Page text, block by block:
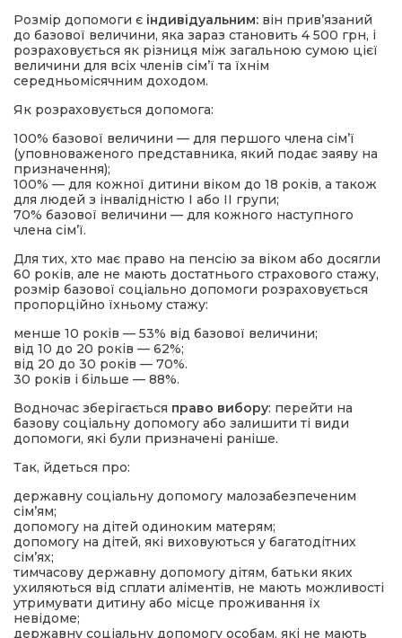
Розмір допомоги є індивідуальним: він прив’язаний
до базової величини, яка зараз становить 4 500 грн, і
розраховується як різниця між загальною сумою цієї
величини для всіх членів сім’ї та їхнім
середньомісячним доходом.
Як розраховується допомога:
100% базової величини — для першого члена сім’ї
(уповноваженого представника, який подає заяву на
призначення);
100% — для кожної дитини віком до 18 років, а також
для людей з інвалідністю I або II групи;
70% базової величини — для кожного наступного
члена сім’ї.
Для тих, хто має право на пенсію за віком або досягли
60 років, але не мають достатнього страхового стажу,
розмір базової соціально допомоги розраховується
пропорційно їхньому стажу:
менше 10 років — 53% від базової величини;
від 10 до 20 років — 62%;
від 20 до 30 років — 70%.
30 років і більше — 88%.
Водночас зберігається право вибору: перейти на
базову соціальну допомогу або залишити ті види
допомоги, які були призначені раніше.
Так, йдеться про:
державну соціальну допомогу малозабезпеченим
сім’ям;
допомогу на дітей одиноким матерям;
допомогу на дітей, які виховуються у багатодітних
сім’ях;
тимчасову державну допомогу дітям, батьки яких
ухиляються від сплати аліментів, не мають можливості
утримувати дитину або місце проживання їх
невідоме;
державну соціальну допомогу особам, які не мають